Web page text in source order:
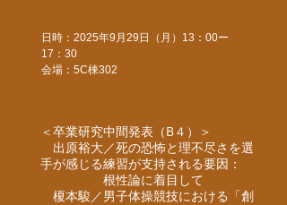
日時：2025年9月29日（月）13：00ー
17：30
​​会場：5C棟302
＜卒業研究中間発表（B４）＞
出原裕大／死の恐怖と理不尽さを選
手が感じる練習が支持される要因：
根性論に着目して​
榎本駿／男子体操競技における「創